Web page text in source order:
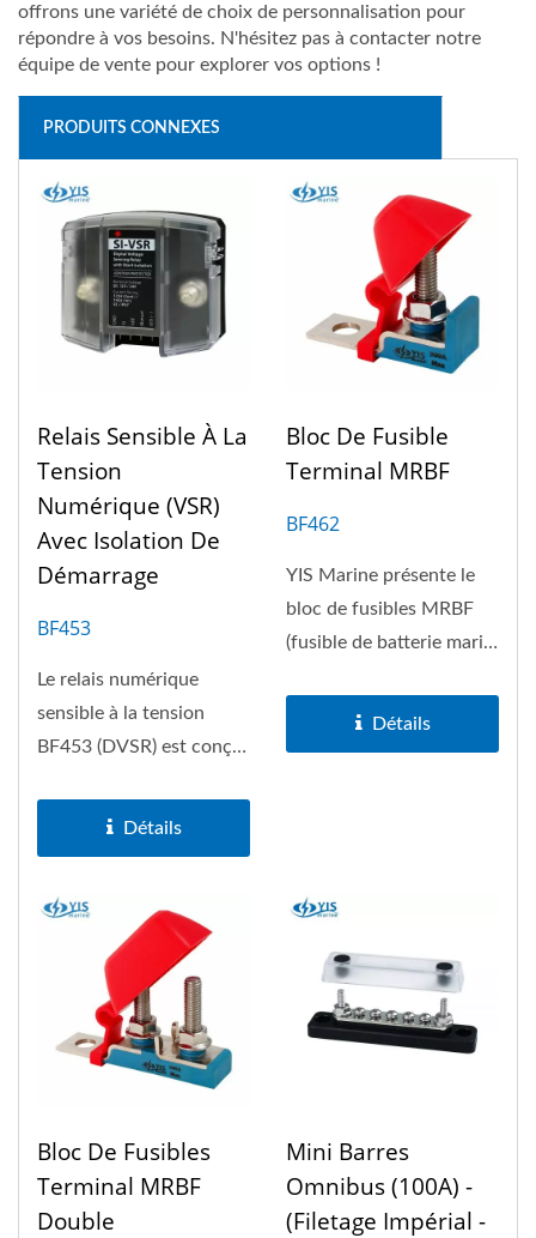
offrons une variété de choix de personnalisation pour
répondre à vos besoins. N'hésitez pas à contacter notre
équipe de vente pour explorer vos options !
PRODUITS CONNEXES
Relais Sensible À La
Tension
Numérique (VSR)
Avec Isolation De
Démarrage
BF453
Le relais numérique
sensible à la tension
BF453 (DVSR) est conçu
Détails
Bloc De Fusible
Terminal MRBF
BF462
YIS Marine présente le
bloc de fusibles MRBF
(fusible de batterie marin)
Détails
Bloc De Fusibles
Terminal MRBF
Double
Mini Barres
Omnibus (100A) -
(Filetage Impérial -